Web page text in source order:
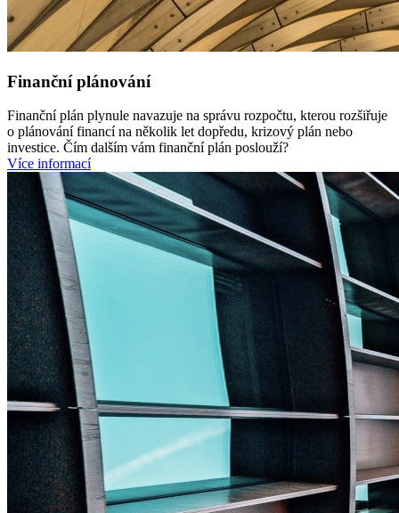
Finanční plánování
Finanční plán plynule navazuje na správu rozpočtu, kterou rozšiřuje
o plánování financí na několik let dopředu, krizový plán nebo
investice. Čím dalším vám finanční plán poslouží?
Více informací